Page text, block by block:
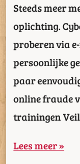
Steeds meer
oplichting.
proberen via
persoonlijke
paar
online fraude
trainingen
Lees meer »